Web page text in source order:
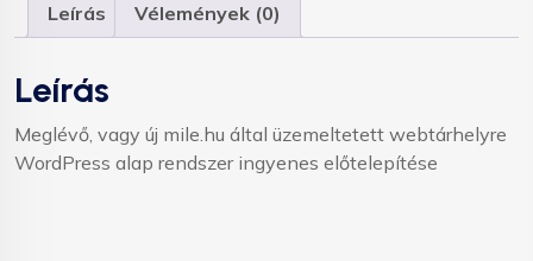
Leírás Vélemények (0)
Leírás
Meglévő, vagy új mile.hu által üzemeltetett webtárhelyre
WordPress alap rendszer ingyenes előtelepítése